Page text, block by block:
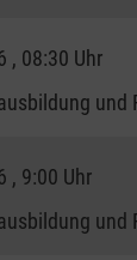
, 08:30 Uhr
, 9:00 Uhr